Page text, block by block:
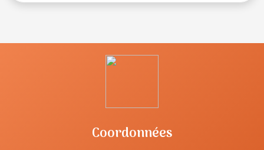
Coordonnées